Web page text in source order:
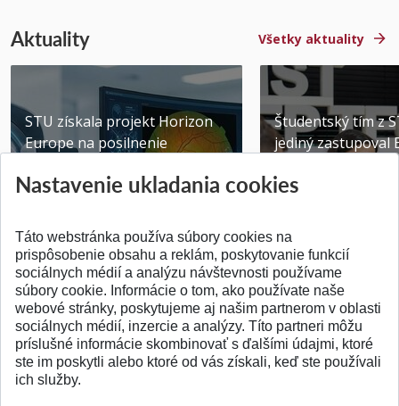
Aktuality Všetky aktuality
STU získala projekt Horizon
Europe na posilnenie
Publikované 31.07.2026
Študentský tím z
jediný zastupoval
Publikované
SPÄŤ NA VRCH
Nastavenie ukladania cookies
Táto webstránka používa súbory cookies na
prispôsobenie obsahu a reklám, poskytovanie funkcií
sociálnych médií a analýzu návštevnosti používame
súbory cookie. Informácie o tom, ako používate naše
webové stránky, poskytujeme aj našim partnerom v oblasti
sociálnych médií, inzercie a analýzy. Títo partneri môžu
príslušné informácie skombinovať s ďalšími údajmi, ktoré
ste im poskytli alebo ktoré od vás získali, keď ste používali
ich služby.